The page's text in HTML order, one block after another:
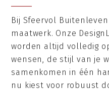
Bij Sfeervol
maatwerk. Onze
worden altijd volledig
wensen, de stijl van je
samenkomen in één
nu kiest voor robuust